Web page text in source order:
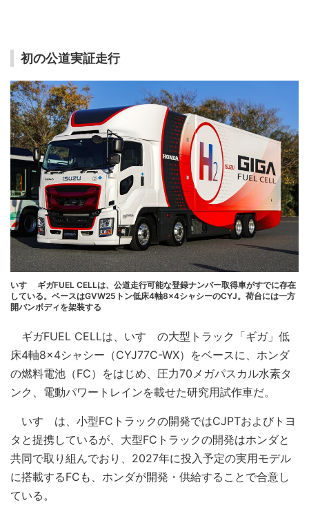
初の公道実証走行
いすゞ ギガFUEL CELLは、公道走行可能な登録ナンバー取得車がすでに存在
している。ベースはGVW25トン低床4軸8×4シャシーのCYJ。荷台には一方
開バンボディを架装する
ギガFUEL CELLは、いすゞの大型トラック「ギガ」低
床4軸8×4シャシー（CYJ77C-WX）をベースに、ホンダ
の燃料電池（FC）をはじめ、圧力70メガパスカル水素タ
ンク、電動パワートレインを載せた研究用試作車だ。
いすゞは、小型FCトラックの開発ではCJPTおよびトヨ
タと提携しているが、大型FCトラックの開発はホンダと
共同で取り組んでおり、2027年に投入予定の実用モデル
に搭載するFCも、ホンダが開発・供給することで合意し
ている。